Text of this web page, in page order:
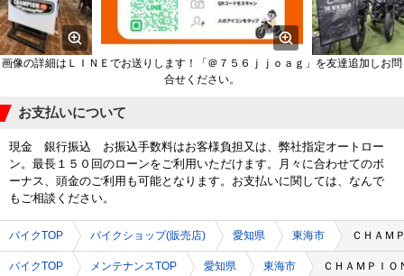
画像の詳細はＬＩＮＥでお送りします！「＠７５６ｊｊｏａｇ」を友達追加しお問
合せください。
お支払いについて
現金 銀行振込 お振込手数料はお客様負担又は、弊社指定オートロー
ン。最長１５０回のローンをご利用いただけます。月々に合わせてのボ
ーナス、頭金のご利用も可能となります。お支払いに関しては、なんで
もご相談ください。
バイクTOP バイクショップ(販売店) 愛知県 東海市 ＣＨＡＭ
バイクTOP メンテナンスTOP 愛知県 東海市 ＣＨＡＭＰＩ